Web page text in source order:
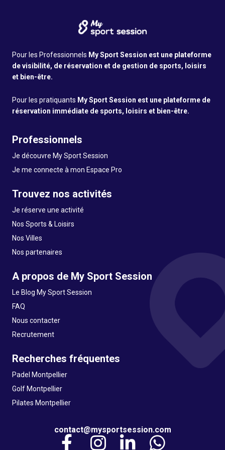
Pour les Professionnels My Sport Session est une plateforme
de visibilité, de réservation et de gestion de sports, loisirs
et bien-être.
Pour les pratiquants My Sport Session est une plateforme de
réservation immédiate de sports, loisirs et bien-être.
Professionnels
Je découvre My Sport Session
Je me connecte à mon Espace Pro
Trouvez nos activités
Je réserve une activité
Nos Sports & Loisirs
Nos Villes
Nos partenaires
A propos de My Sport Session
Le Blog My Sport Session
FAQ
Nous contacter
Recrutement
Recherches fréquentes
Padel Montpellier
Golf Montpellier
Pilates Montpellier
contact@mysportsession.com